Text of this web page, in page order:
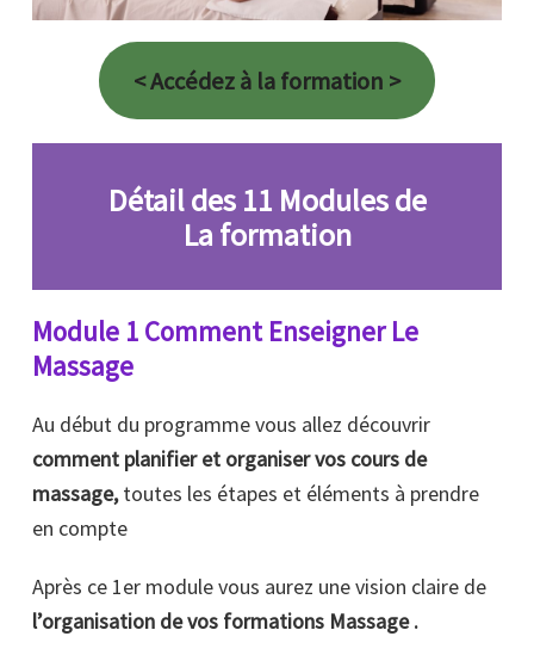
< Accédez à la formation >
Détail des 11 Modules de
La formation
Module 1 Comment Enseigner Le
Massage
Au début du programme vous allez découvrir
comment planifier et organiser vos cours de
massage,toutes les étapes et éléments à prendre
en compte
Après ce 1er module vous aurez une vision claire de
l’organisation de vos formations Massage .